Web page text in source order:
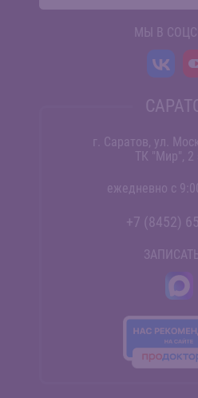
МЫ В
г. Саратов, ул.
ТК "Мир", 2
ежедневно с
+7 (8452)